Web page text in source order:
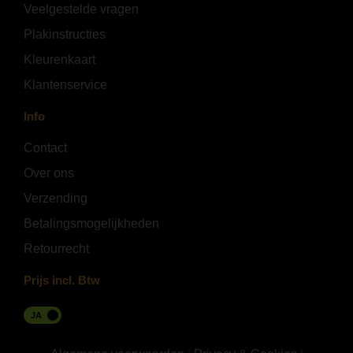
Veelgestelde vragen
Plakinstructies
Kleurenkaart
Klantenservice
Info
Contact
Over ons
Verzending
Betalingsmogelijkheden
Retourrecht
Prijs incl. Btw
JA